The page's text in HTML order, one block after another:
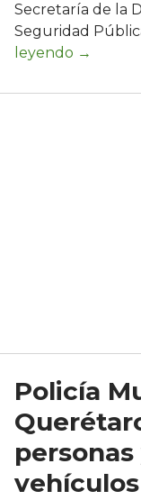
Secretaría de la
Seguridad
Policía